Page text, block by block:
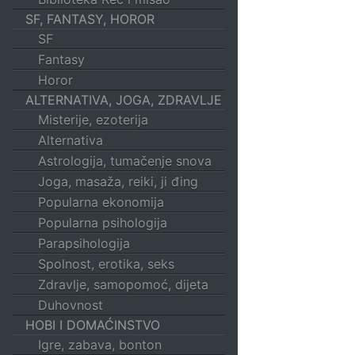
SF, FANTASY, HOROR
SF
Fantasy
Horor
ALTERNATIVA, JOGA, ZDRAVLJE
Misterije, ezoterija
Alternativa
Astrologija, tumačenje snova
Joga, masaža, reiki, ji đing
Popularna ekonomija
Popularna psihologija
Parapsihologija
Spolnost, erotika, seks
Zdravlje, samopomoć, dijeta
Duhovnost
HOBI I DOMAĆINSTVO
Igre, zabava, bonton